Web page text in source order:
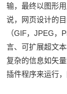
输，最终以图形
说，网页设计的
（GIF，JPEG
言、可扩展超文
复杂的信息如矢
插件程序来运行